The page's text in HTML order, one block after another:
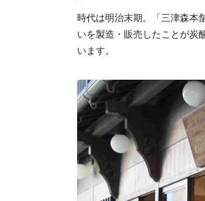
時代は明治末期。「三津森本
いを製造・販売したことが炭
います。